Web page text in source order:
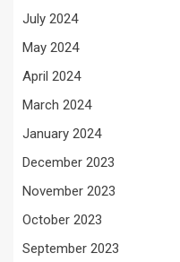
July 2024
May 2024
April 2024
March 2024
January 2024
December 2023
November 2023
October 2023
September 2023